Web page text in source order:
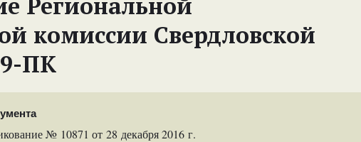
комиссии Свердловской
ПК
№ 10871 от 28 декабря 2016 г.